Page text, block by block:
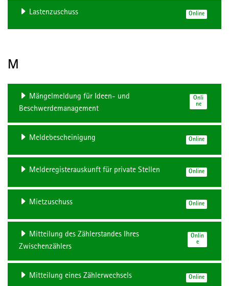
Lastenzuschuss Online
M
Mängelmeldung für Ideen- und
Beschwerdemanagement
Onli
ne
Meldebescheinigung Online
Melderegisterauskunft für private Stellen Online
Mietzuschuss Online
Mitteilung des Zählerstandes Ihres
Zwischenzählers
Onlin
e
Mitteilung eines Zählerwechsels Online